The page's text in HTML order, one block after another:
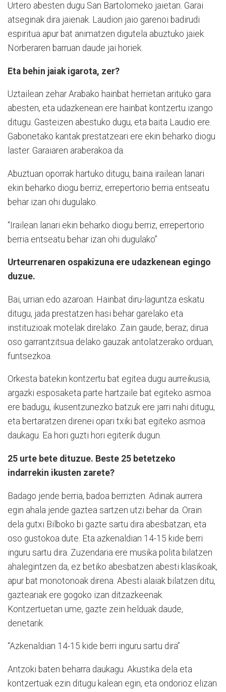
Urtero abesten dugu San Bartolomeko jaietan. Garai
atseginak dira jaienak. Laudion jaio garenoi badirudi
espiritua apur bat animatzen digutela abuztuko jaiek.
Norberaren barruan daude jai horiek.
Eta behin jaiak igarota, zer?
Uztailean zehar Arabako hainbat herrietan arituko gara
abesten, eta udazkenean ere hainbat kontzertu izango
ditugu. Gasteizen abestuko dugu, eta baita Laudio ere.
Gabonetako kantak prestatzeari ere ekin beharko diogu
laster. Garaiaren araberakoa da.
Abuztuan oporrak hartuko ditugu, baina irailean lanari
ekin beharko diogu berriz, errepertorio berria entseatu
behar izan ohi dugulako.
“Irailean lanari ekin beharko diogu berriz, errepertorio
berria entseatu behar izan ohi dugulako”
Urteurrenaren ospakizuna ere udazkenean egingo
duzue.
Bai, urrian edo azaroan. Hainbat diru-laguntza eskatu
ditugu, jada prestatzen hasi behar garelako eta
instituzioak motelak direlako. Zain gaude, beraz; dirua
oso garrantzitsua delako gauzak antolatzerako orduan,
funtsezkoa.
Orkesta batekin kontzertu bat egitea dugu aurreikusia,
argazki esposaketa parte hartzaile bat egiteko asmoa
ere badugu, ikusentzunezko batzuk ere jarri nahi ditugu,
eta bertaratzen direnei opari txiki bat egiteko asmoa
daukagu. Ea hori guzti hori egiterik dugun.
25 urte bete dituzue. Beste 25 betetzeko
indarrekin ikusten zarete?
Badago jende berria, badoa berrizten. Adinak aurrera
egin ahala jende gaztea sartzen utzi behar da. Orain
dela gutxi Bilboko bi gazte sartu dira abesbatzan, eta
oso gustokoa dute. Eta azkenaldian 14-15 kide berri
inguru sartu dira. Zuzendaria ere musika polita bilatzen
ahalegintzen da, ez betiko abesbatzen abesti klasikoak,
apur bat monotonoak direna. Abesti alaiak bilatzen ditu,
gazteariak ere gogoko izan ditzazkeenak.
Kontzertuetan ume, gazte zein helduak daude,
denetarik.
“Azkenaldian 14-15 kide berri inguru sartu dira”
Antzoki baten beharra daukagu. Akustika dela eta
kontzertuak ezin ditugu kalean egin, eta ondorioz elizan